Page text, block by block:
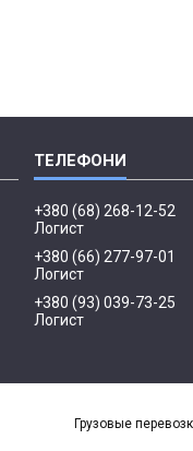
+380 (68) 268-12-52
Логист
+380 (66) 277-97-01
Логист
+380 (93) 039-73-25
Логист